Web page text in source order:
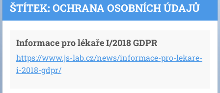
ŠTÍTEK: OCHRANA OSOBNÍCH ÚDAJŮ
Informace pro lékaře I/2018 GDPR
https://www.js-lab.cz/news/informace-pro-lekare-
i-2018-gdpr/